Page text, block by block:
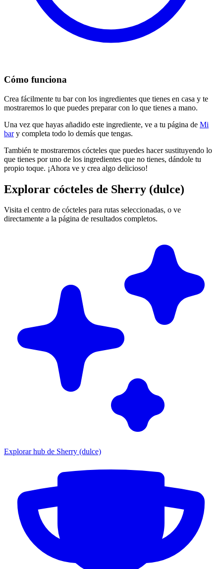
Cómo funciona
Crea fácilmente tu bar con los ingredientes que tienes en casa y te
mostraremos lo que puedes preparar con lo que tienes a mano.
Una vez que hayas añadido este ingrediente, ve a tu página de Mi
bary completa todo lo demás que tengas.
También te mostraremos cócteles que puedes hacer sustituyendo lo
que tienes por uno de los ingredientes que no tienes, dándole tu
propio toque. ¡Ahora ve y crea algo delicioso!
Explorar cócteles de Sherry (dulce)
Visita el centro de cócteles para rutas seleccionadas, o ve
directamente a la página de resultados completos.
Explorar hub de Sherry (dulce)